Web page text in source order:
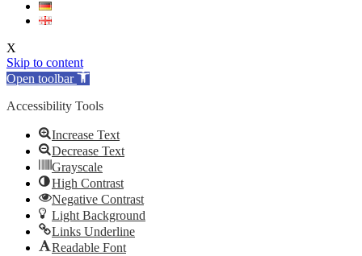
X
Skip to content
Open toolbar
Accessibility Tools
Increase Text
Decrease Text
Grayscale
High Contrast
Negative Contrast
Light Background
Links Underline
Readable Font